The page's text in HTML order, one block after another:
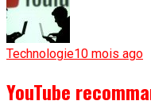
Technologie10 mois ago
YouTube